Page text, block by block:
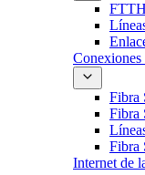
FTTH
Conexiones
Fibra
Fibra
Fibra
Internet de